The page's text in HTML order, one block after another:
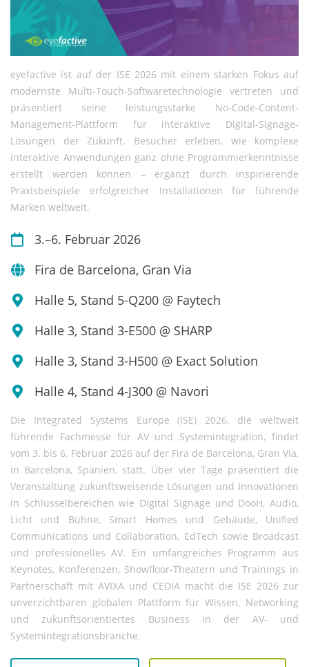
eyefactive ist auf der ISE 2026 mit einem starken Fokus auf
modernste Multi-Touch-Softwaretechnologie vertreten und
präsentiert seine leistungsstarke No-Code-Content-
Management-Plattform für interaktive Digital-Signage-
Lösungen der Zukunft. Besucher erleben, wie komplexe
interaktive Anwendungen ganz ohne Programmierkenntnisse
erstellt werden können – ergänzt durch inspirierende
Praxisbeispiele erfolgreicher Installationen für führende
Marken weltweit.
3.–6. Februar 2026
Fira de Barcelona, Gran Via
Halle 5, Stand 5-Q200 @ Faytech
Halle 3, Stand 3-E500 @ SHARP
Halle 3, Stand 3-H500 @ Exact Solution
Halle 4, Stand 4-J300 @ Navori
Die Integrated Systems Europe (ISE) 2026, die weltweit
führende Fachmesse für AV und Systemintegration, findet
vom 3. bis 6. Februar 2026 auf der Fira de Barcelona, Gran Via,
in Barcelona, Spanien, statt. Über vier Tage präsentiert die
Veranstaltung zukunftsweisende Lösungen und Innovationen
in Schlüsselbereichen wie Digital Signage und DooH, Audio,
Licht und Bühne, Smart Homes und Gebäude, Unified
Communications und Collaboration, EdTech sowie Broadcast
und professionelles AV. Ein umfangreiches Programm aus
Keynotes, Konferenzen, Showfloor-Theatern und Trainings in
Partnerschaft mit AVIXA und CEDIA macht die ISE 2026 zur
unverzichtbaren globalen Plattform für Wissen, Networking
und zukunftsorientiertes Business in der AV- und
Systemintegrationsbranche.